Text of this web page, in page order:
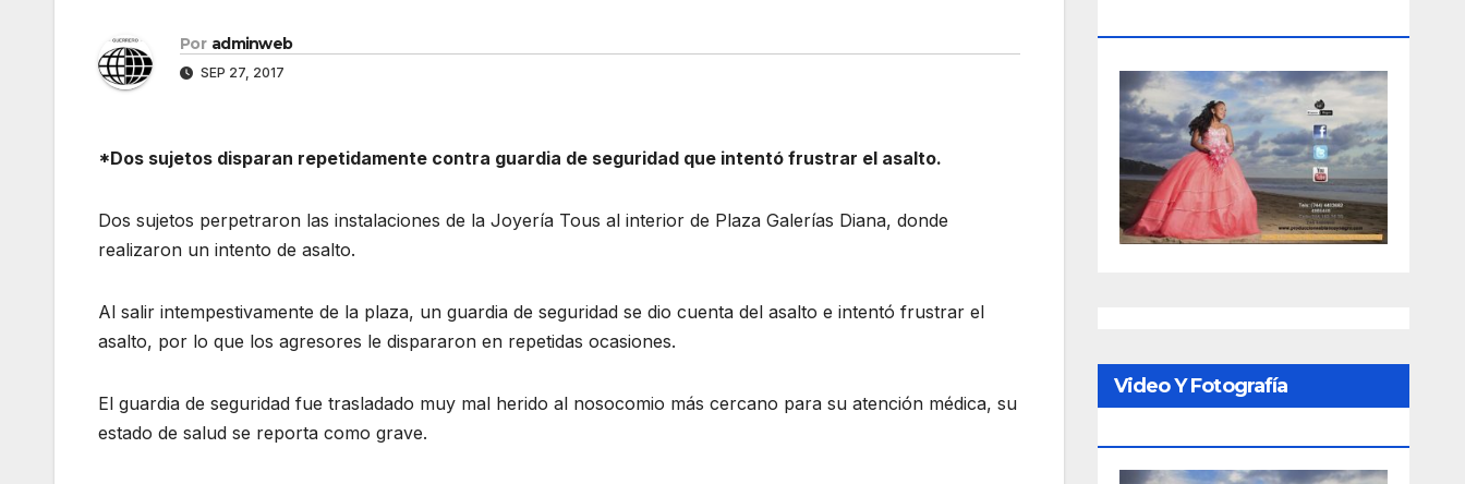
Por adminweb
SEP 27, 2017
*Dos sujetos disparan repetidamente contra guardia de seguridad que intentó frustrar el asalto.
Dos sujetos perpetraron las instalaciones de la Joyería Tous al interior de Plaza Galerías Diana, donde
realizaron un intento de asalto.
Al salir intempestivamente de la plaza, un guardia de seguridad se dio cuenta del asalto e intentó frustrar el
asalto, por lo que los agresores le dispararon en repetidas ocasiones.
El guardia de seguridad fue trasladado muy mal herido al nosocomio más cercano para su atención médica, su
estado de salud se reporta como grave.
Video Y Fotografía